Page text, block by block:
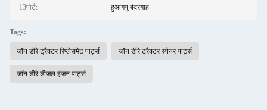
13पोर्ट: हुआंगपु बंदरगाह
Tags:
जॉन डीरे ट्रैक्टर रिप्लेसमेंट पार्ट्स जॉन डीरे ट्रैक्टर स्पेयर पार्ट्स
जॉन डीरे डीजल इंजन पार्ट्स